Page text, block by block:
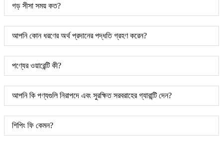
গড় সীসা সময় কত?
আপনি কোন ধরণের অর্থ প্রদানের পদ্ধতি গ্রহণ করেন?
পণ্যের ওয়ারেন্টি কী?
আপনি কি পণ্যগুলি নিরাপদে এবং সুরক্ষিত সরবরাহের গ্যারান্টি দেন?
শিপিং ফি কেমন?